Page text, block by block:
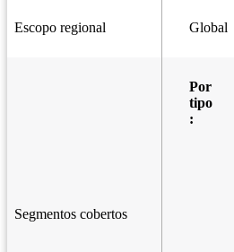
Escopo regional Global
Segmentos cobertos
Por
tipo
: